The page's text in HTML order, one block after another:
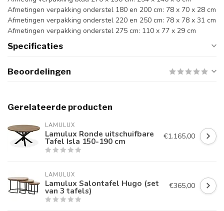
Afmetingen verpakking onderstel 180 en 200 cm: 78 x 70 x 28 cm
Afmetingen verpakking onderstel 220 en 250 cm: 78 x 78 x 31 cm
Afmetingen verpakking onderstel 275 cm: 110 x 77 x 29 cm
Specificaties
Beoordelingen
Gerelateerde producten
LAMULUX
Lamulux Ronde uitschuifbare
Tafel Isla 150-190 cm €1.165,00
LAMULUX
Lamulux Salontafel Hugo (set
van 3 tafels) €365,00